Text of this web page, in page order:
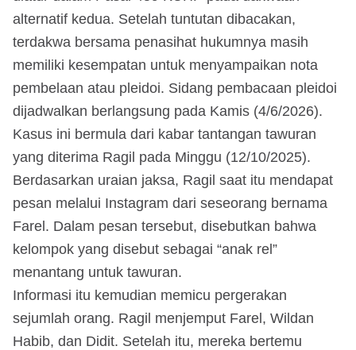
alternatif kedua. Setelah tuntutan dibacakan,
terdakwa bersama penasihat hukumnya masih
memiliki kesempatan untuk menyampaikan nota
pembelaan atau pleidoi. Sidang pembacaan pleidoi
dijadwalkan berlangsung pada Kamis (4/6/2026).
Kasus ini bermula dari kabar tantangan tawuran
yang diterima Ragil pada Minggu (12/10/2025).
Berdasarkan uraian jaksa, Ragil saat itu mendapat
pesan melalui Instagram dari seseorang bernama
Farel. Dalam pesan tersebut, disebutkan bahwa
kelompok yang disebut sebagai “anak rel”
menantang untuk tawuran.
Informasi itu kemudian memicu pergerakan
sejumlah orang. Ragil menjemput Farel, Wildan
Habib, dan Didit. Setelah itu, mereka bertemu